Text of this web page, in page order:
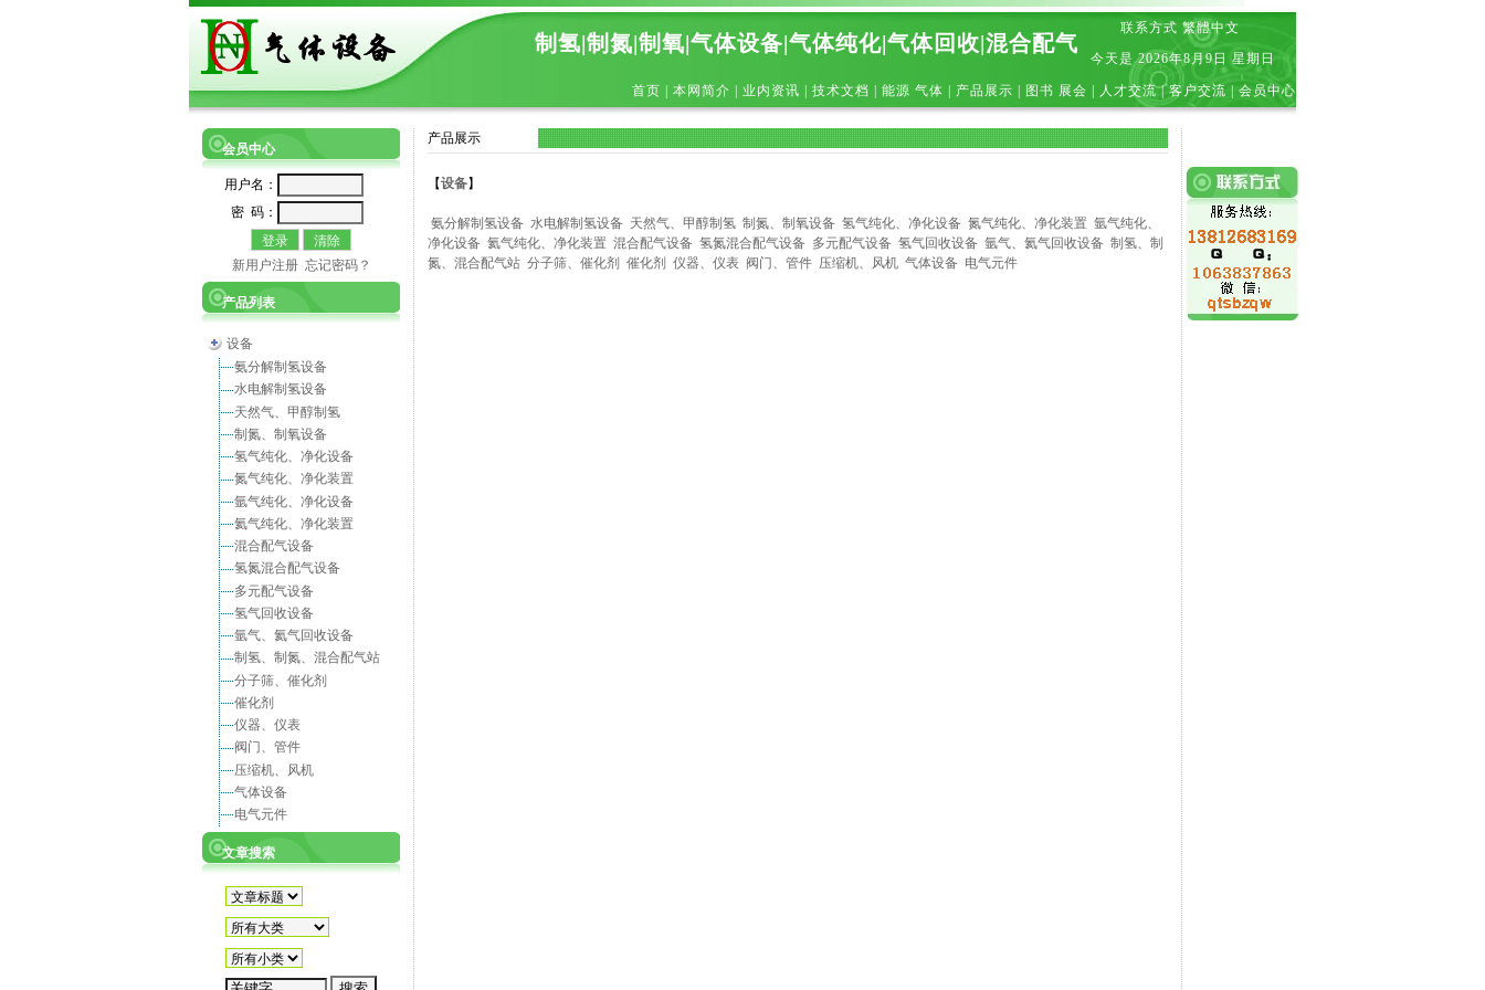
制氢|制氮|制氧|气体设备|气体纯化|气体回收|混合配气
联系方式 繁體中文
今天是2026年8月9日 星期日
首页 本网简介 业内资讯 技术文档 能源 气体 产品展示 图书 展会 人才交流|客户交流 会员中心
会员中心
用户名：
密 码：
新用户注册 忘记密码？
产品列表
设备
氨分解制氢设备
水电解制氢设备
天然气、甲醇制氢
制氮、制氧设备
氢气纯化、净化设备
氮气纯化、净化装置
氩气纯化、净化设备
氦气纯化、净化装置
混合配气设备
氢氮混合配气设备
多元配气设备
氢气回收设备
氩气、氦气回收设备
制氢、制氮、混合配气站
分子筛、催化剂
催化剂
仪器、仪表
阀门、管件
压缩机、风机
气体设备
电气元件
文章搜索
产品展示
【设备】
氨分解制氢设备 水电解制氢设备 天然气、甲醇制氢 制氮、制氧设备 氢气纯化、净化设备 氮气纯化、净化装置 氩气纯化、
净化设备 氦气纯化、净化装置 混合配气设备 氢氮混合配气设备 多元配气设备 氢气回收设备 氩气、氦气回收设备 制氢、制
氮、混合配气站 分子筛、催化剂 催化剂 仪器、仪表 阀门、管件 压缩机、风机 气体设备 电气元件